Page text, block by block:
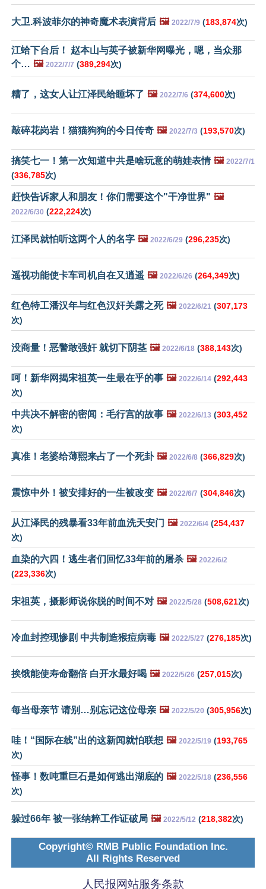
大卫.科波菲尔的神奇魔术表演背后 🖼️ 2022/7/9 (183,874次)
江蛤下台后！ 赵本山与英子被新华网曝光，嗯，当众那
个… 🖼️ 2022/7/7 (389,294次)
糟了，这女人让江泽民给睡坏了 🖼️ 2022/7/6 (374,600次)
敲碎花岗岩！猫猫狗狗的今日传奇 🖼️ 2022/7/3 (193,570次)
搞笑七一！第一次知道中共是啥玩意的萌娃表情 🖼️ 2022/7/1
(336,785次)
赶快告诉家人和朋友！你们需要这个"干净世界" 🖼️
2022/6/30 (222,224次)
江泽民就怕听这两个人的名字 🖼️ 2022/6/29 (296,235次)
遥视功能使卡车司机自在又逍遥 🖼️ 2022/6/26 (264,349次)
红色特工潘汉年与红色汉奸关露之死 🖼️ 2022/6/21 (307,173
次)
没商量！恶警敢强奸 就切下阴茎 🖼️ 2022/6/18 (388,143次)
呵！新华网揭宋祖英一生最在乎的事 🖼️ 2022/6/14 (292,443
次)
中共决不解密的密闻：毛行宫的故事 🖼️ 2022/6/13 (303,452
次)
真准！老婆给薄熙来占了一个死卦 🖼️ 2022/6/8 (366,829次)
震惊中外！被安排好的一生被改变 🖼️ 2022/6/7 (304,846次)
从江泽民的残暴看33年前血洗天安门 🖼️ 2022/6/4 (254,437
次)
血染的六四！逃生者们回忆33年前的屠杀 🖼️ 2022/6/2
(223,336次)
宋祖英，摄影师说你脱的时间不对 🖼️ 2022/5/28 (508,621次)
冷血封控现惨剧 中共制造猴痘病毒 🖼️ 2022/5/27 (276,185次)
挨饿能使寿命翻倍 白开水最好喝 🖼️ 2022/5/26 (257,015次)
每当母亲节 请别…别忘记这位母亲 🖼️ 2022/5/20 (305,956次)
哇！“国际在线”出的这新闻就怕联想 🖼️ 2022/5/19 (193,765
次)
怪事！数吨重巨石是如何逃出湖底的 🖼️ 2022/5/18 (236,556
次)
躲过66年 被一张纳粹工作证破局 🖼️ 2022/5/12 (218,382次)
Copyright© RMB Public Foundation Inc.
All Rights Reserved
人民报网站服务条款